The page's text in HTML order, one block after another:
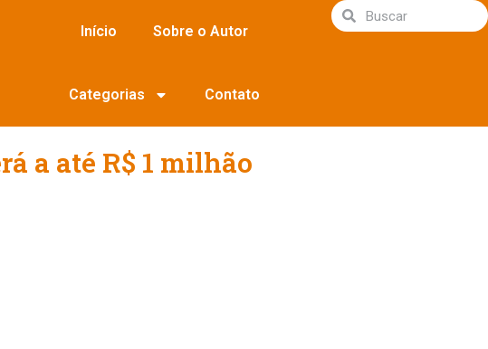
Início Sobre o Autor
Categorias Contato
a até R$ 1 milhão